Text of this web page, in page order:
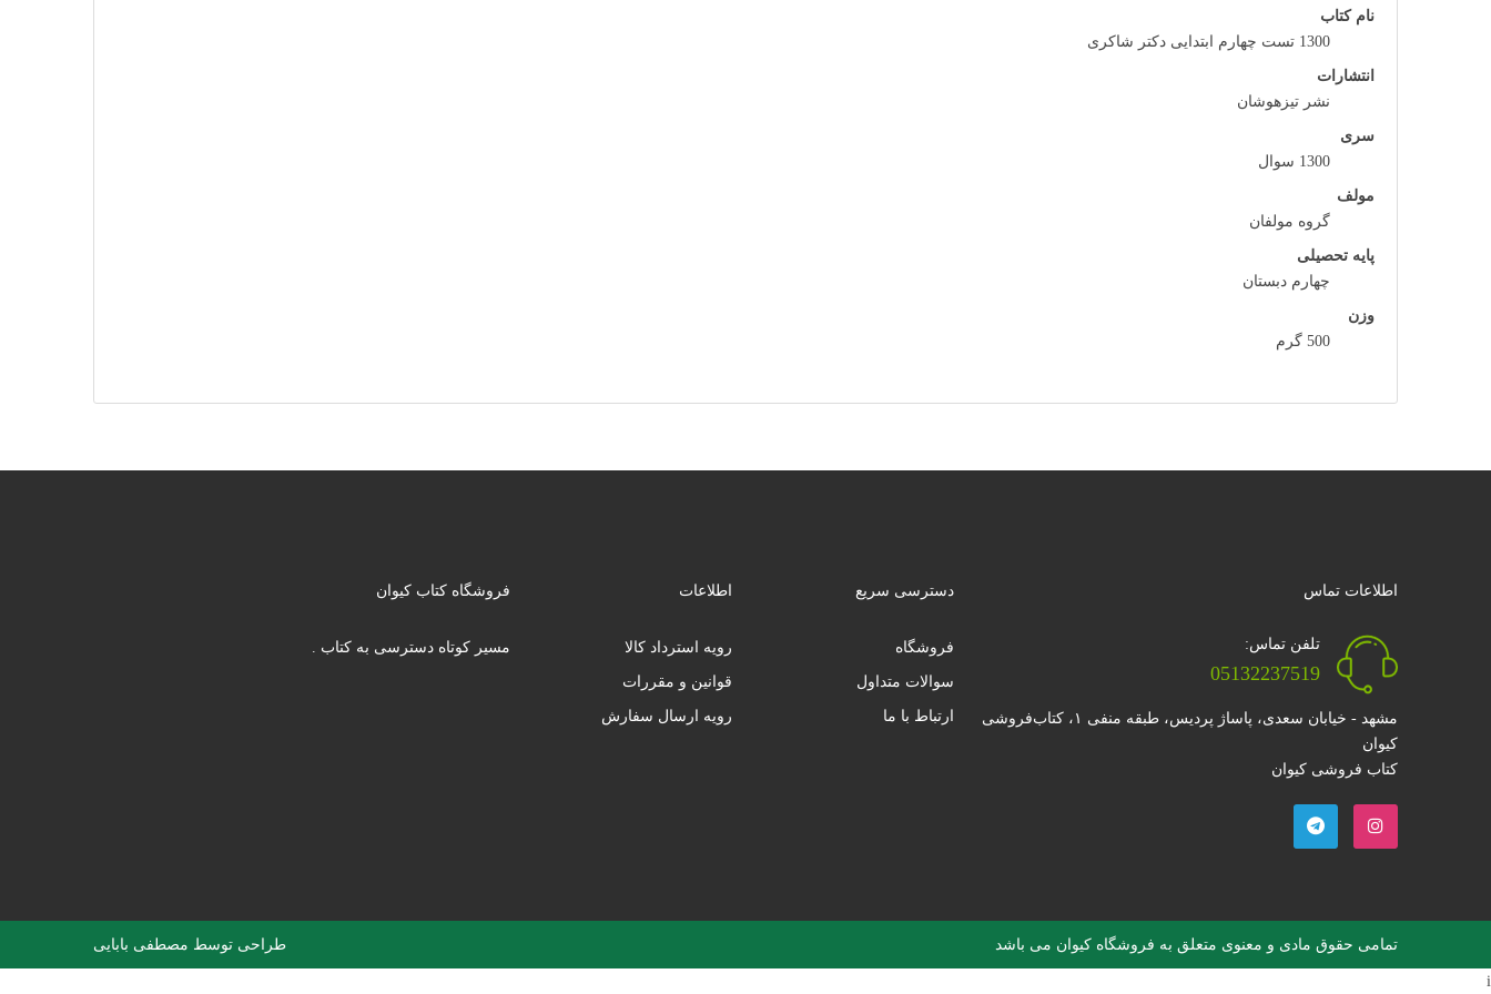
نام کتاب
1300 تست چهارم ابتدایی دکتر شاکری
انتشارات
نشر تیزهوشان
سری
1300 سوال
مولف
گروه مولفان
پایه تحصیلی
چهارم دبستان
وزن
500 گرم
اطلاعات تماس
تلفن تماس:
05132237519
مشهد - خیابان سعدی، پاساژ پردیس، طبقه منفی ۱، کتاب‌فروشی
کیوان
کتاب فروشی کیوان
دسترسی سریع
فروشگاه
سوالات متداول
ارتباط با ما
اطلاعات
رویه استرداد کالا
قوانین و مقررات
رویه ارسال سفارش
فروشگاه کتاب کیوان
مسیر کوتاه دسترسی به کتاب .
تمامی حقوق مادی و معنوی متعلق به فروشگاه کیوان می باشد طراحی توسط مصطفی بابایی
i